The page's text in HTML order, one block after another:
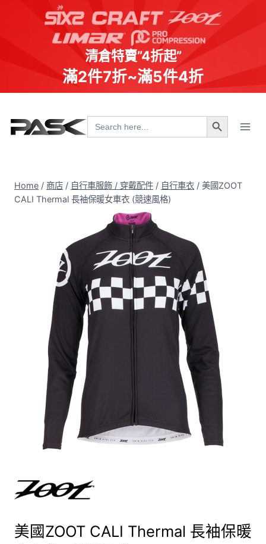
清倉特賣”4折起”
滿2件7折~滿5件4折
content
Search
for:
Search Button
Home / 商店 / 自行車服飾 / 穿戴配件 / 自行車衣 / 美國ZOOT
CALI Thermal 長袖保暖女車衣 (競速風格)
美國ZOOT CALI Thermal 長袖保暖